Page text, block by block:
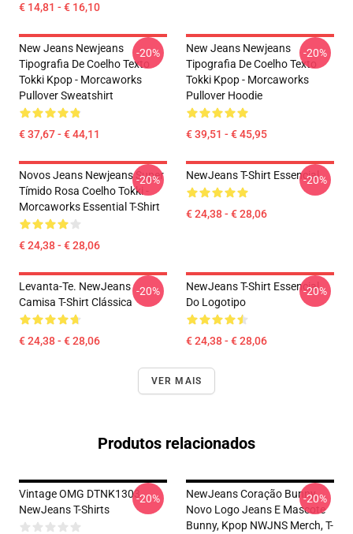
€ 14,81 - € 16,10
New Jeans Newjeans
Tipografia De Coelho Texto
Tokki Kpop - Morcaworks
Pullover Sweatshirt
€ 37,67 - € 44,11
-20%
New Jeans Newjeans
Tipografia De Coelho Texto
Tokki Kpop - Morcaworks
Pullover Hoodie
€ 39,51 - € 45,95
-20%
Novos Jeans Newjeans Super
Tímido Rosa Coelho Tokki -
Morcaworks Essential T-Shirt
€ 24,38 - € 28,06
-20% NewJeans T-Shirt Essencial
€ 24,38 - € 28,06
-20%
Levanta-Te. NewJeans
Camisa T-Shirt Clássica
€ 24,38 - € 28,06
-20%
NewJeans T-Shirt Essencial
Do Logotipo
€ 24,38 - € 28,06
-20%
VER MAIS
Produtos relacionados
Vintage OMG DTNK1303
NewJeans T-Shirts
-20%
NewJeans Coração Bunny,
Novo Logo Jeans E Mascote
Bunny, Kpop NWJNS Merch, T-
-20%